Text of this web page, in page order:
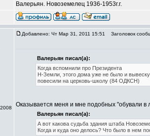
Валерьян. Новоземелец 1936-1953г.г.
Добавлено: Чт Мар 31, 2011 15:51 Заголовок
Валерьян писал(а):
Когда вспомнили про Президента
Н-Земли, этого дома уже не было и
повесили на церковь-школу (84 ОДКСН)
Оказывается меня и мне подобных "обували
Валерьян писал(а):
А вот какова судьба здания штаба
Когда и куда оно делось? Что было в нем